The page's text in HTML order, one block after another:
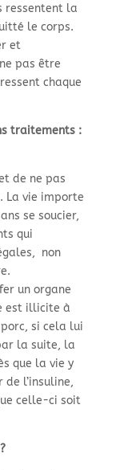
ressentent la
le corps.
et
pas être
chaque
traitements :
de ne pas
La vie importe
se soucier,
qui
non
un organe
est illicite à
si cela lui
la suite, la
que la vie y
l’insuline,
celle-ci soit